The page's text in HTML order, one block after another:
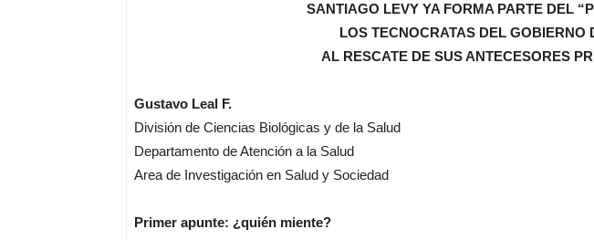
SANTIAGO LEVY YA FORMA PARTE DEL
LOS TECNOCRATAS DEL GOBIERNO
AL RESCATE DE SUS ANTECESORES
Gustavo Leal F.
División de Ciencias Biológicas y de la Salud
Departamento de Atención a la Salud
Area de Investigación en Salud y Sociedad
Primer apunte: ¿quién miente?